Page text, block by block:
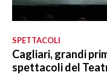
SPETTACOLI
Cagliari, grandi
spettacoli del